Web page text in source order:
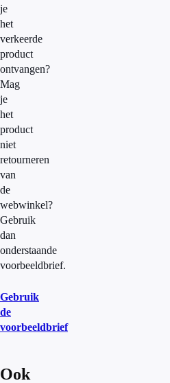
je
het
verkeerde
product
ontvangen?
Mag
je
het
product
niet
retourneren
van
de
webwinkel?
Gebruik
dan
onderstaande
voorbeeldbrief.
Gebruik
de
voorbeeldbrief
Ook